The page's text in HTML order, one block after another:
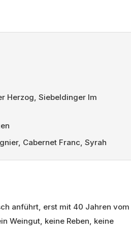
Herzog, Siebeldinger Im
Cabernet Franc, Syrah
anführt, erst mit 40 Jahren vom
Weingut, keine Reben, keine